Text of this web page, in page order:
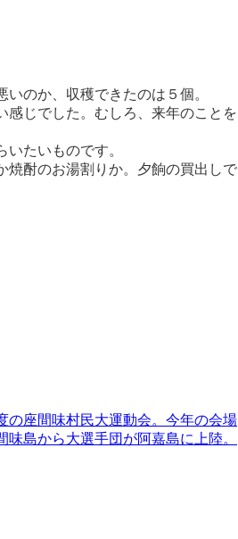
のか、収穫できたのは５個。
感じでした。むしろ、来年のことを
たいものです。
焼酎のお湯割りか。夕餉の買出しで
の座間味村民大運動会。今年の会場
島から大選手団が阿嘉島に上陸。